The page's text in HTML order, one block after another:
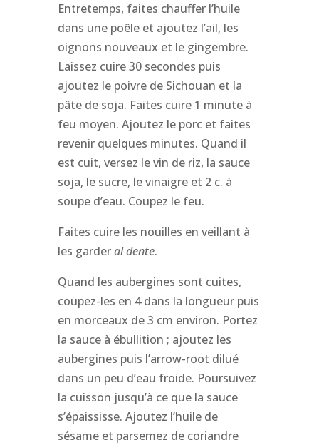
Entretemps, faites chauffer l’huile
dans une poêle et ajoutez l’ail, les
oignons nouveaux et le gingembre.
Laissez cuire 30 secondes puis
ajoutez le poivre de Sichouan et la
pâte de soja. Faites cuire 1 minute à
feu moyen. Ajoutez le porc et faites
revenir quelques minutes. Quand il
est cuit, versez le vin de riz, la sauce
soja, le sucre, le vinaigre et 2 c. à
soupe d’eau. Coupez le feu.
Faites cuire les nouilles en veillant à
les garderal dente.
Quand les aubergines sont cuites,
coupez-les en 4 dans la longueur puis
en morceaux de 3 cm environ. Portez
la sauce à ébullition ; ajoutez les
aubergines puis l’arrow-root dilué
dans un peu d’eau froide. Poursuivez
la cuisson jusqu’à ce que la sauce
s’épaississe. Ajoutez l’huile de
sésame et parsemez de coriandre